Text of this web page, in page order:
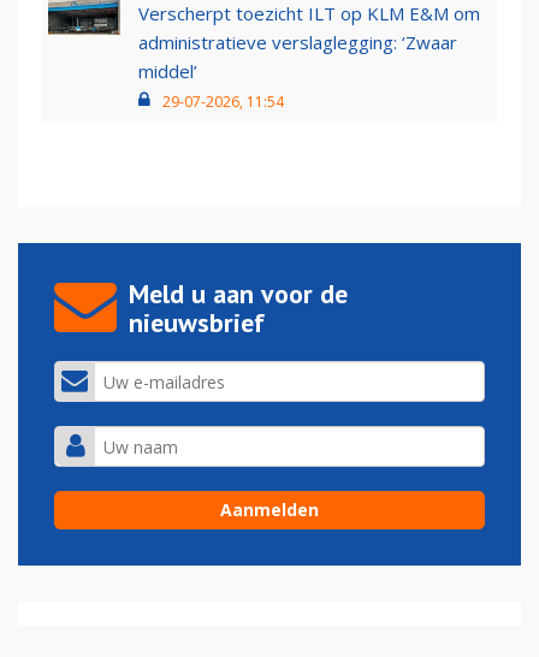
Verscherpt toezicht ILT op KLM E&M om
administratieve verslaglegging: ‘Zwaar
middel’
29-07-2026, 11:54
Meld u aan voor de
nieuwsbrief